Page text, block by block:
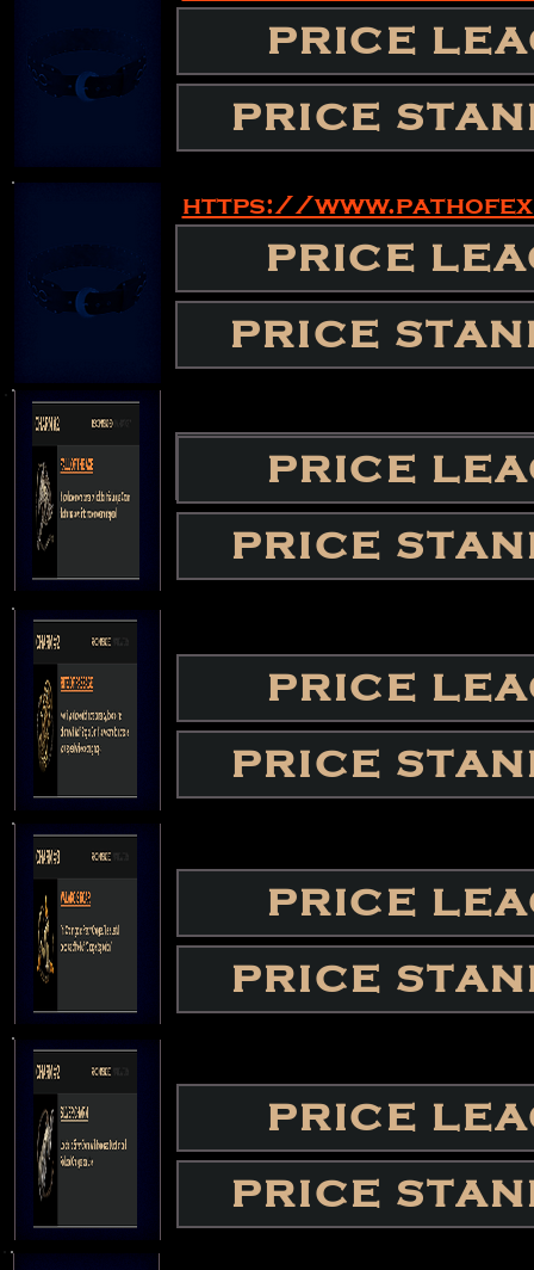
PRICE
PRICE
https://
PRICE
PRICE
PRICE
PRICE
PRICE
PRICE
PRICE
PRICE
PRICE
PRICE
PRICE
PRICE
PRICE